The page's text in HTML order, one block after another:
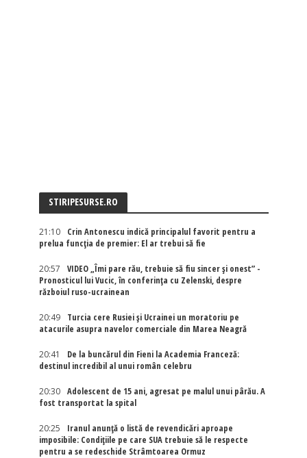
STIRIPESURSE.RO
21:10
Crin Antonescu indică principalul favorit pentru a
prelua funcția de premier: El ar trebui să fie
20:57
VIDEO „Îmi pare rău, trebuie să fiu sincer și onest” -
Pronosticul lui Vucic, în conferința cu Zelenski, despre
războiul ruso-ucrainean
20:49
Turcia cere Rusiei și Ucrainei un moratoriu pe
atacurile asupra navelor comerciale din Marea Neagră
20:41
De la buncărul din Fieni la Academia Franceză:
destinul incredibil al unui român celebru
20:30
Adolescent de 15 ani, agresat pe malul unui pârău. A
fost transportat la spital
20:25
Iranul anunță o listă de revendicări aproape
imposibile: Condițiile pe care SUA trebuie să le respecte
pentru a se redeschide Strâmtoarea Ormuz